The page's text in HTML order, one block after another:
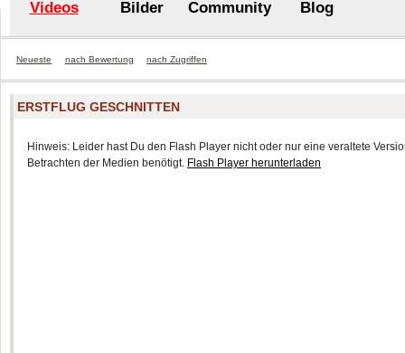
Videos Bilder Community Blog
Neueste nach Bewertung nach Zugriffen
ERSTFLUG GESCHNITTEN
Hinweis: Leider hast Du den Flash Player nicht oder nur eine veraltete
Betrachten der Medien benötigt. Flash Player herunterladen